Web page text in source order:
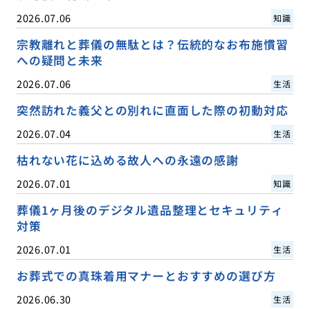
2026.07.06 知識
宗教離れと葬儀の無駄とは？伝統的なお布施慣習
への疑問と未来
2026.07.06 生活
突然訪れた義父との別れに直面した際の初動対応
2026.07.04 生活
枯れない花に込める故人への永遠の感謝
2026.07.01 知識
葬儀1ヶ月後のデジタル遺品整理とセキュリティ
対策
2026.07.01 生活
お葬式での真珠着用マナーとおすすめの選び方
2026.06.30 生活